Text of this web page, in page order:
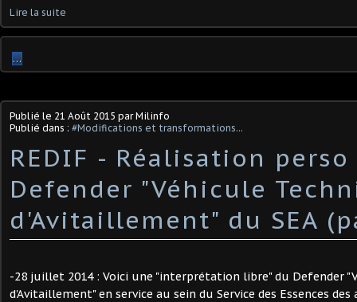
Lire la suite
…
Publié le 21 Août 2015 par Milinfo
Publié dans : #Modifications et transformations...
REDIF - Réalisation perso
Defender "Véhicule
d'Avitaillement" du SEA
-28 juillet 2014 : Voici une "interprétation libre" du Defender
d'Avitaillement" en service au sein du Service des Essences des